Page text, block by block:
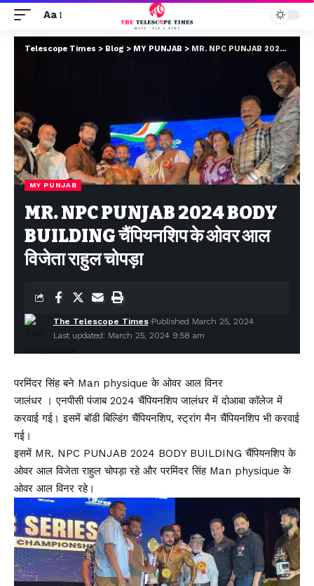
Aa
Telescope Times > Blog > MY PUNJAB > MR. NPC PUNJAB 2024 BODY BUILDING चैंपियनशिप के ओवर आल विजेता राहुल चोपड़ा
MY PUNJAB
MR. NPC PUNJAB 2024 BODY
BUILDING चैंपियनशिप के ओवर आल
विजेता राहुल चोपड़ा
Last updated: March 25, 2024 9:58 am
The Telescope Times Published March 25, 2024
परमिंदर सिंह बने Man physique के ओवर आल विनर
जालंधर । एनपीसी पंजाब 2024 चैंपियनशिप जालंधर में दोआबा कॉलेज में
करवाई गई। इसमें बॉडी बिल्डिंग चैंपियनशिप, स्ट्रांग मैन चैंपियनशिप भी करवाई
गई।
इसमें MR. NPC PUNJAB 2024 BODY BUILDING चैंपियनशिप के
ओवर आल विजेता राहुल चोपड़ा रहे और परमिंदर सिंह Man physique के
ओवर आल विनर रहे।